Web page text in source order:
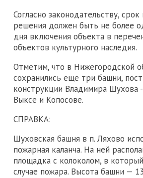
Согласно законодательству, срок
решения должен быть не более
дня включения объекта в
объектов культурного наследия.
Отметим, что в Нижегородской
сохранились еще три башни,
конструкции Владимира Шухова
Выксе и Копосове.
СПРАВКА:
Шуховская башня в п. Ляхово
пожарная каланча. На ней
площадка с колоколом, в
случае пожара. Высота башни —